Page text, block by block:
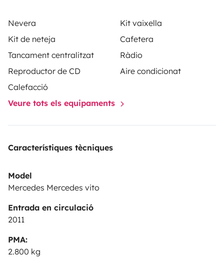
Nevera
Kit vaixella
Kit de neteja
Cafetera
Tancament centralitzat
Ràdio
Reproductor de CD
Aire condicionat
Calefacció
Veure tots els equipaments
Característiques tècniques
Model
Mercedes Mercedes vito
Entrada en circulació
2011
PMA:
2.800 kg